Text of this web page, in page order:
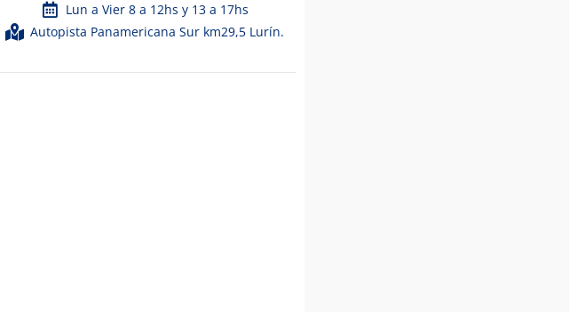
Lun a Vier 8 a 12hs y 13 a 17hs
Autopista Panamericana Sur km29,5 Lurín.